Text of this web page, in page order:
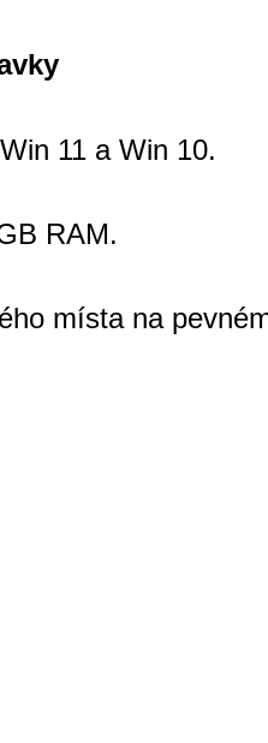
11 a Win 10.
RAM.
místa na